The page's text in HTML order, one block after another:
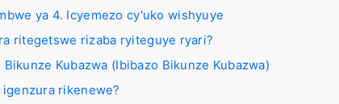
ya 4. Icyemezo cy'uko wishyuye
ritegetswe rizaba ryiteguye ryari?
Bikunze Kubazwa (Ibibazo Bikunze Kubazwa)
igenzura rikenewe?